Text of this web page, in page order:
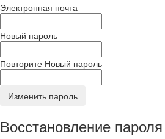
Электронная почта
Новый пароль
Повторите Новый пароль
Изменить пароль
Восстановление пароля